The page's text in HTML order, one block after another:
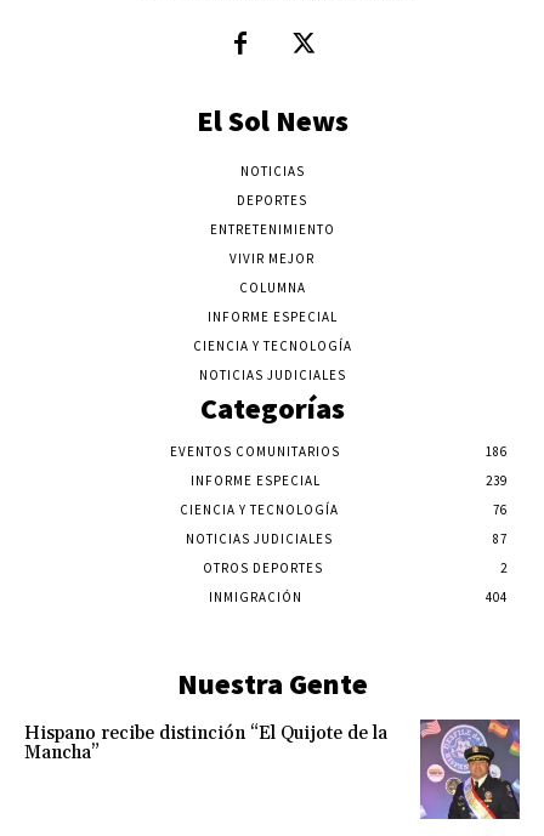
El Sol News
NOTICIAS
DEPORTES
ENTRETENIMIENTO
VIVIR MEJOR
COLUMNA
INFORME ESPECIAL
CIENCIA Y TECNOLOGÍA
NOTICIAS JUDICIALES
Categorías
EVENTOS COMUNITARIOS
186
INFORME ESPECIAL
239
CIENCIA Y TECNOLOGÍA
76
NOTICIAS JUDICIALES
87
OTROS DEPORTES
2
INMIGRACIÓN
404
Nuestra Gente
Hispano recibe distinción “El Quijote de la
Mancha”